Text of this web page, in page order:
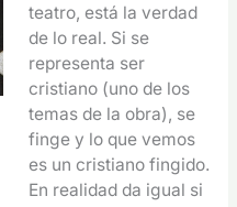
teatro, está la verdad
de lo real. Si se
representa ser
cristiano (uno de los
temas de la obra), se
finge y lo que vemos
es un cristiano fingido.
En realidad da igual si